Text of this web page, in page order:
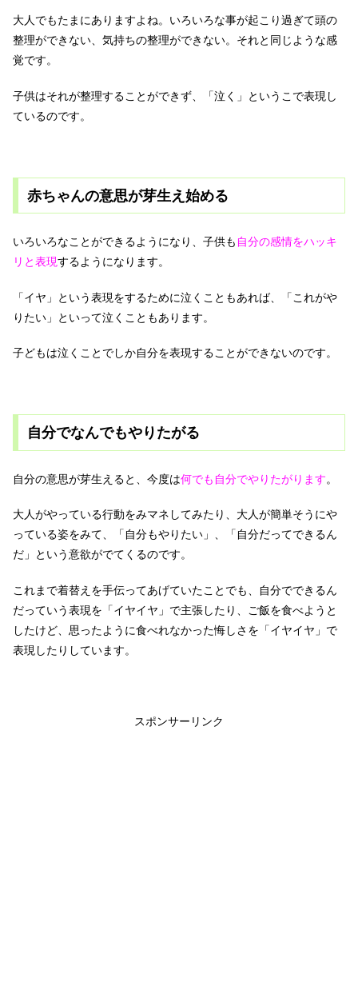
大人でもたまにありますよね。いろいろな事が起こり過ぎて頭の
整理ができない、気持ちの整理ができない。それと同じような感
覚です。
子供はそれが整理することができず、「泣く」というこで表現し
ているのです。
赤ちゃんの意思が芽生え始める
いろいろなことができるようになり、子供も 自分の感情をハッキ
リと表現するようになります。
「イヤ」という表現をするために泣くこともあれば、「これがや
りたい」といって泣くこともあります。
子どもは泣くことでしか自分を表現することができないのです。
自分でなんでもやりたがる
自分の意思が芽生えると、今度は何でも自分でやりたがります。
大人がやっている行動をみマネしてみたり、大人が簡単そうにや
っている姿をみて、「自分もやりたい」、「自分だってできるん
だ」という意欲がでてくるのです。
これまで着替えを手伝ってあげていたことでも、自分でできるん
だっていう表現を「イヤイヤ」で主張したり、ご飯を食べようと
したけど、思ったように食べれなかった悔しさを「イヤイヤ」で
表現したりしています。
スポンサーリンク